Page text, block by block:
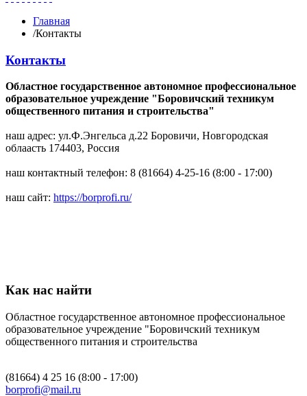
Главная
/Контакты
Контакты
Областное государственное автономное профессиональное
образовательное учреждение "Боровичский техникум
общественного питания и строительства"
наш адрес: ул.Ф.Энгельса д.22 Боровичи, Новгородская
облаасть 174403, Россия
наш контактный телефон: 8 (81664) 4-25-16 (8:00 - 17:00)
наш сайт: https://borprofi.ru/
Как нас найти
Областное государственное автономное профессиональное
образовательное учреждение "Боровичский техникум
общественного питания и строительства
(81664) 4 25 16 (8:00 - 17:00)
borprofi@mail.ru